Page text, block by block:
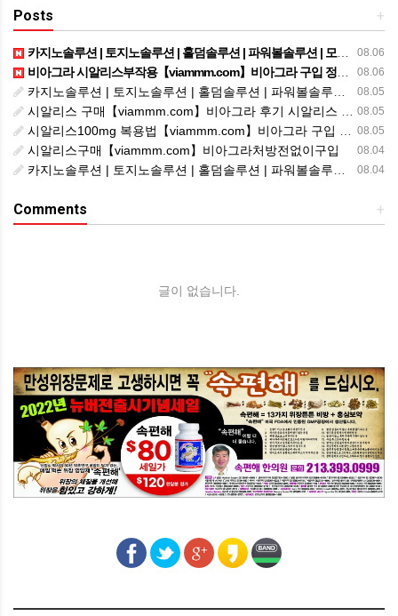
+
Posts
08.06
카지노솔루션 | 토지노솔루션 | 홀덤솔루션 | 파워볼솔루션 | 모아솔루션
08.06
비아그라 시알리스부작용【viammm.com】비아그라 구입 정품비아그라 시알리스발기부전
08.05
카지노솔루션 | 토지노솔루션 | 홀덤솔루션 | 파워볼솔루션 | 모아솔루션
08.05
시알리스 구매【viammm.com】비아그라 후기 시알리스 파는곳
08.05
시알리스100mg 복용법【viammm.com】비아그라 구입 시알리스20mg 복용법
08.04
시알리스구매【viammm.com】비아그라처방전없이구입
08.04
카지노솔루션 | 토지노솔루션 | 홀덤솔루션 | 파워볼솔루션 | 모아솔루션
+
Comments
글이 없습니다.